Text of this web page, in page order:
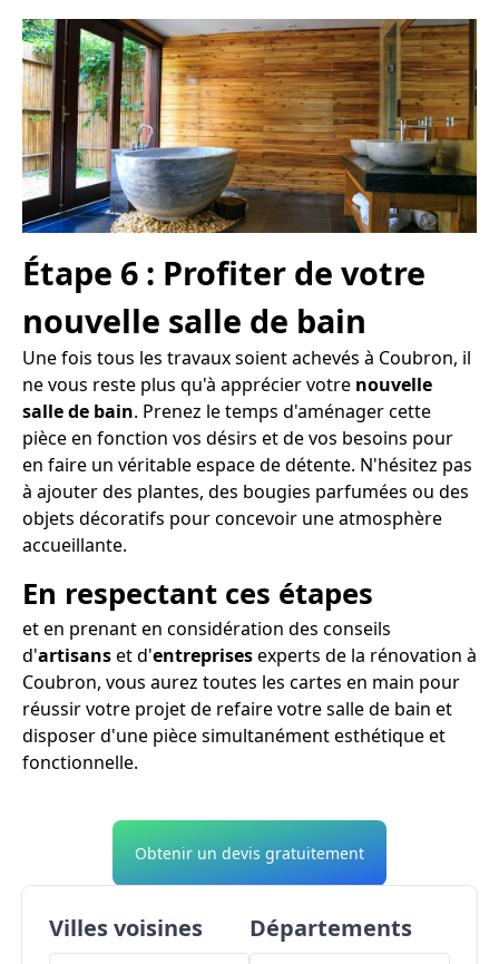
Étape 6 : Profiter de votre
nouvelle salle de bain
Une fois tous les travaux soient achevés à Coubron, il
ne vous reste plus qu'à apprécier votre nouvelle
salle de bain. Prenez le temps d'aménager cette
pièce en fonction vos désirs et de vos besoins pour
en faire un véritable espace de détente. N'hésitez pas
à ajouter des plantes, des bougies parfumées ou des
objets décoratifs pour concevoir une atmosphère
accueillante.
En respectant ces étapes
et en prenant en considération des conseils
d'artisanset d'entreprisesexperts de la rénovation à
Coubron, vous aurez toutes les cartes en main pour
réussir votre projet de refaire votre salle de bain et
disposer d'une pièce simultanément esthétique et
fonctionnelle.
Obtenir un devis gratuitement
Villes voisines Départements